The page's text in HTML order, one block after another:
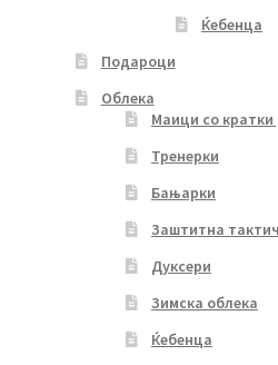
Ќебенца
Подароци
Облека
Маици со кратки
Тренерки
Бањарки
Заштитна
Дуксери
Зимска облека
Ќебенца